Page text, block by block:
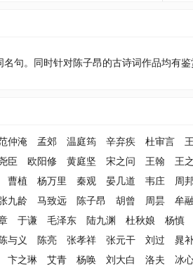
句。同时针对陈子昂的古诗词作品均有
仲淹 孟郊 温庭筠 辛弃疾 杜审言
臣 欧阳修 黄庭坚 宋之问 王翰 王
曹植 杨万里 秦观 晏几道 韦庄 周
九龄 马致远 陈子昂 胡曾 周昙 牟融
于谦 毛泽东 陆九渊 杜秋娘 杨慎
陈与义 陈亮 张孝祥 张元干 刘过 晁
卞之琳 艾青 杨唤 刘大白 洛夫 冰